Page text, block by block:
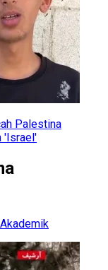
Palestina
'Israel'